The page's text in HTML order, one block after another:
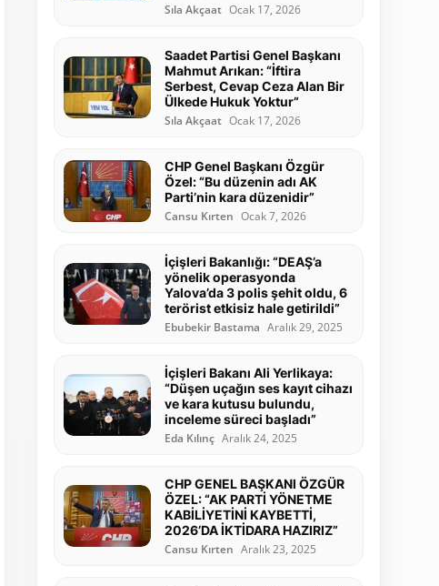
Sıla Akçaat Ocak 17, 2026
Saadet Partisi Genel Başkanı
Mahmut Arıkan: “İftira
Serbest, Cevap Ceza Alan Bir
Ülkede Hukuk Yoktur”
Sıla Akçaat Ocak 17, 2026
CHP Genel Başkanı Özgür
Özel: “Bu düzenin adı AK
Parti’nin kara düzenidir”
Cansu Kırten Ocak 7, 2026
İçişleri Bakanlığı: “DEAŞ’a
yönelik operasyonda
Yalova’da 3 polis şehit oldu, 6
terörist etkisiz hale getirildi”
Ebubekir Bastama Aralık 29, 2025
İçişleri Bakanı Ali Yerlikaya:
“Düşen uçağın ses kayıt cihazı
ve kara kutusu bulundu,
inceleme süreci başladı”
Eda Kılınç Aralık 24, 2025
CHP GENEL BAŞKANI ÖZGÜR
ÖZEL: “AK PARTİ YÖNETME
KABİLİYETİNİ KAYBETTİ,
2026’DA İKTİDARA HAZIRIZ”
Cansu Kırten Aralık 23, 2025